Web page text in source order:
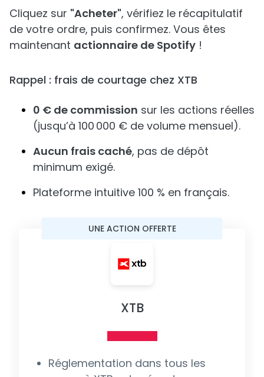
Cliquez sur "Acheter", vérifiez le récapitulatif
de votre ordre, puis confirmez. Vous êtes
maintenant actionnaire de Spotify !
Rappel : frais de courtage chez XTB
0 € de commission sur les actions réelles
(jusqu’à 100 000 € de volume mensuel).
Aucun frais caché, pas de dépôt
minimum exigé.
Plateforme intuitive 100 % en français.
UNE ACTION OFFERTE
XTB
Réglementation dans tous les